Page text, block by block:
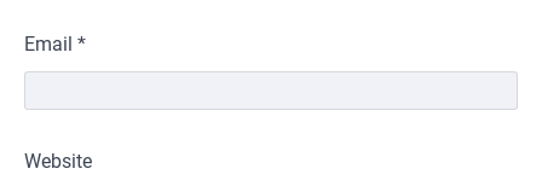
Email *
Website